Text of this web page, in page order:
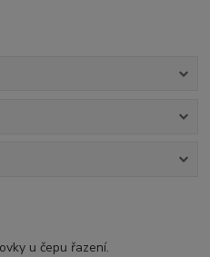
u čepu řazení.